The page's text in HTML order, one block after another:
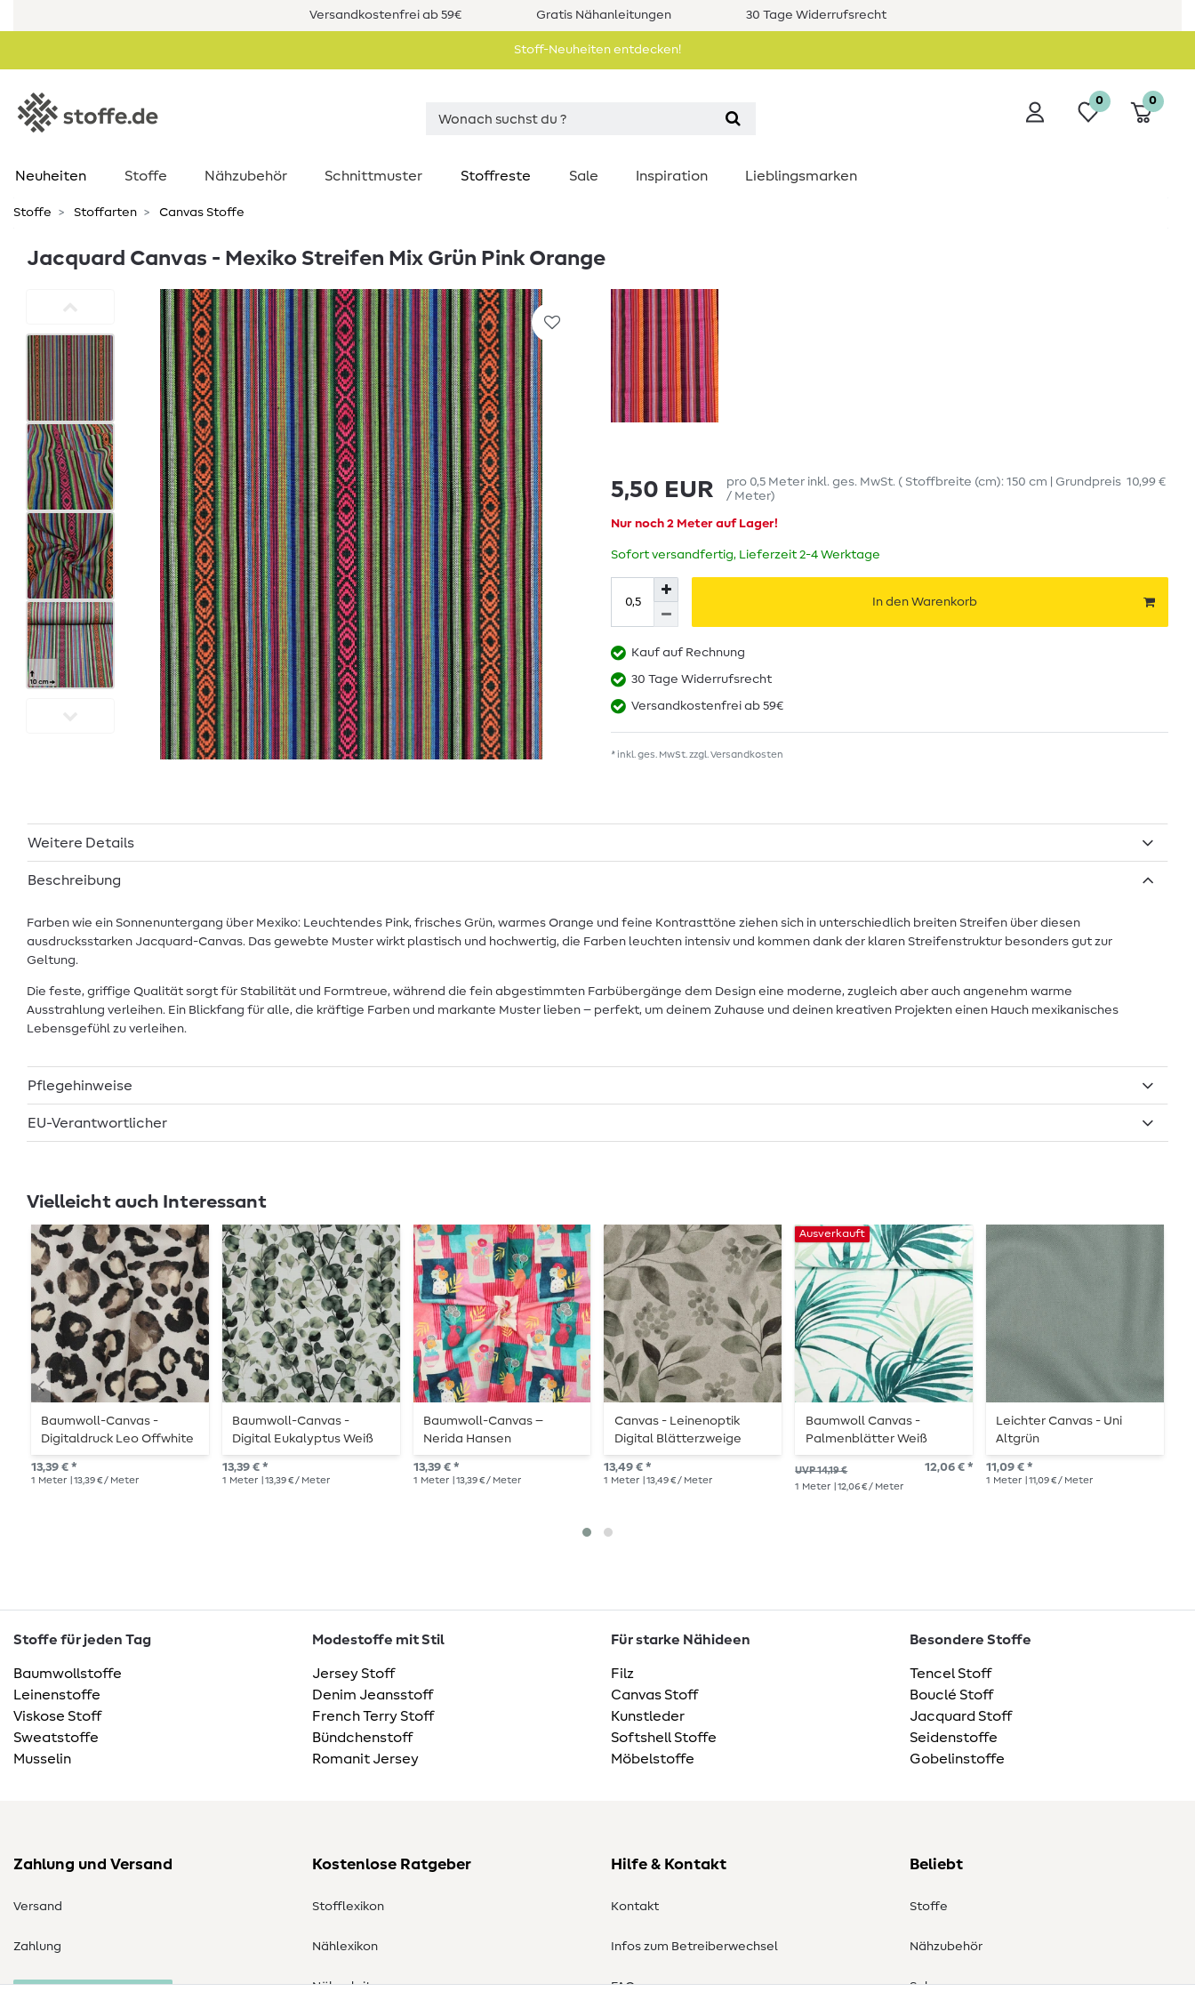
Versandkostenfrei ab 59€ Gratis Nähanleitungen 30 Tage Widerrufsrecht
Stoff-Neuheiten entdecken!
0 0
Neuheiten Stoffe Nähzubehör Schnittmuster Stoffreste Sale Inspiration Lieblingsmarken
Stoffe Stoffarten Canvas Stoffe
Jacquard Canvas - Mexiko Streifen Mix Grün Pink Orange
5,50 EUR pro 0,5 Meter inkl. ges. MwSt. ( Stoffbreite (cm): 150 cm | Grundpreis 10,99 €
/ Meter)
Nur noch 2 Meter auf Lager!
Sofort versandfertig, Lieferzeit 2-4 Werktage
In den Warenkorb
Kauf auf Rechnung
30 Tage Widerrufsrecht
Versandkostenfrei ab 59€
* inkl. ges. MwSt. zzgl. Versandkosten
Weitere Details
Beschreibung
Farben wie ein Sonnenuntergang über Mexiko: Leuchtendes Pink, frisches Grün, warmes Orange und feine Kontrasttöne ziehen sich in unterschiedlich breiten Streifen über diesen
ausdrucksstarken Jacquard-Canvas. Das gewebte Muster wirkt plastisch und hochwertig, die Farben leuchten intensiv und kommen dank der klaren Streifenstruktur besonders gut zur
Geltung.
Die feste, griffige Qualität sorgt für Stabilität und Formtreue, während die fein abgestimmten Farbübergänge dem Design eine moderne, zugleich aber auch angenehm warme
Ausstrahlung verleihen. Ein Blickfang für alle, die kräftige Farben und markante Muster lieben – perfekt, um deinem Zuhause und deinen kreativen Projekten einen Hauch mexikanisches
Lebensgefühl zu verleihen.
Pflegehinweise
EU-Verantwortlicher
Vielleicht auch Interessant
Baumwoll-Canvas -
Digitaldruck Leo Offwhite
13,39 € *
1 Meter | 13,39 € / Meter
Baumwoll-Canvas -
Digital Eukalyptus Weiß
13,39 € *
1 Meter | 13,39 € / Meter
Baumwoll-Canvas –
Nerida Hansen
Digitaldruck Blumenvasen
Pink
13,39 € *
1 Meter | 13,39 € / Meter
Canvas - Leinenoptik
Digital Blätterzweige
Beige
13,49 € *
1 Meter | 13,49 € / Meter
Ausverkauft
Baumwoll Canvas -
Palmenblätter Weiß
Petrol
UVP 14,19 € 12,06 € *
1 Meter | 12,06 € / Meter
Leichter Canvas - Uni
Altgrün
11,09 € *
1 Meter | 11,09 € / Meter
Stoffe für jeden Tag
Baumwollstoffe
Leinenstoffe
Viskose Stoff
Sweatstoffe
Musselin
Modestoffe mit Stil
Jersey Stoff
Denim Jeansstoff
French Terry Stoff
Bündchenstoff
Romanit Jersey
Für starke Nähideen
Filz
Canvas Stoff
Kunstleder
Softshell Stoffe
Möbelstoffe
Besondere Stoffe
Tencel Stoff
Bouclé Stoff
Jacquard Stoff
Seidenstoffe
Gobelinstoffe
Zahlung und Versand
Versand
Zahlung
Kostenlose Ratgeber
Stofflexikon
Nählexikon
Nähanleitungen
Hilfe & Kontakt
Kontakt
Infos zum Betreiberwechsel
FAQ
Beliebt
Stoffe
Nähzubehör
Sale